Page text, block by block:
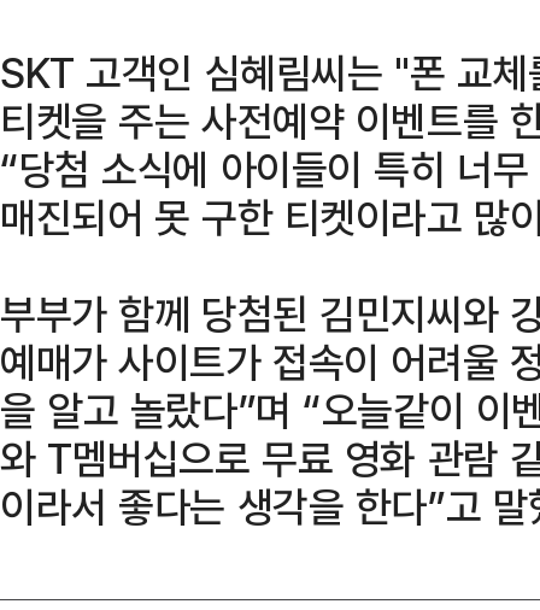
SKT 고객인 심혜림씨는 "폰 교
티켓을 주는 사전예약 이벤트를
“당첨 소식에 아이들이 특히 너
매진되어 못 구한 티켓이라고 많
부부가 함께 당첨된 김민지씨와
예매가 사이트가 접속이 어려울
을 알고 놀랐다”며 “오늘같이 이
와 T멤버십으로 무료 영화 관람
이라서 좋다는 생각을 한다”고